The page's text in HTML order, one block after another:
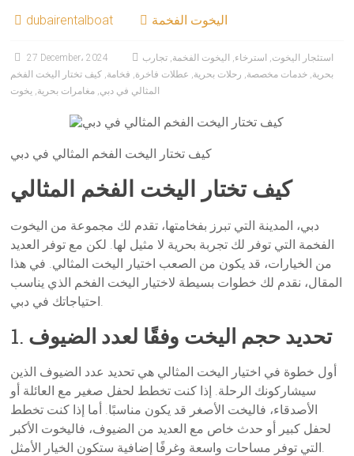
dubairentalboat اليخوت الفخمة
27 December، 2024 استئجار اليخوت, استرخاء, اليخوت الفخمة, تجارب
بحرية, خدمات مخصصة, رحلات بحرية, عطلات فاخرة, فخامة, كيف تختار اليخت الفخم
المثالي في دبي, مغامرات بحرية, يخوت
كيف تختار اليخت الفخم المثالي في دبي
كيف تختار اليخت الفخم المثالي
دبي، المدينة التي تبرز بفخامتها، تقدم لك مجموعة من اليخوت
الفخمة التي توفر لك تجربة بحرية لا مثيل لها. لكن مع توفر العديد
من الخيارات، قد يكون من الصعب اختيار اليخت المثالي. في هذا
المقال، نقدم لك خطوات بسيطة لاختيار اليخت الفخم الذي يناسب
احتياجاتك في دبي.
1. تحديد حجم اليخت وفقًا لعدد الضيوف
أول خطوة في اختيار اليخت المثالي هي تحديد عدد الضيوف الذين
سيشاركونك الرحلة. إذا كنت تخطط لحفل صغير مع العائلة أو
الأصدقاء، فاليخت الأصغر قد يكون مناسبًا. أما إذا كنت تخطط
لحفل كبير أو حدث خاص مع العديد من الضيوف، فاليخوت الأكبر
التي توفر مساحات واسعة وغرفًا إضافية ستكون الخيار الأمثل.